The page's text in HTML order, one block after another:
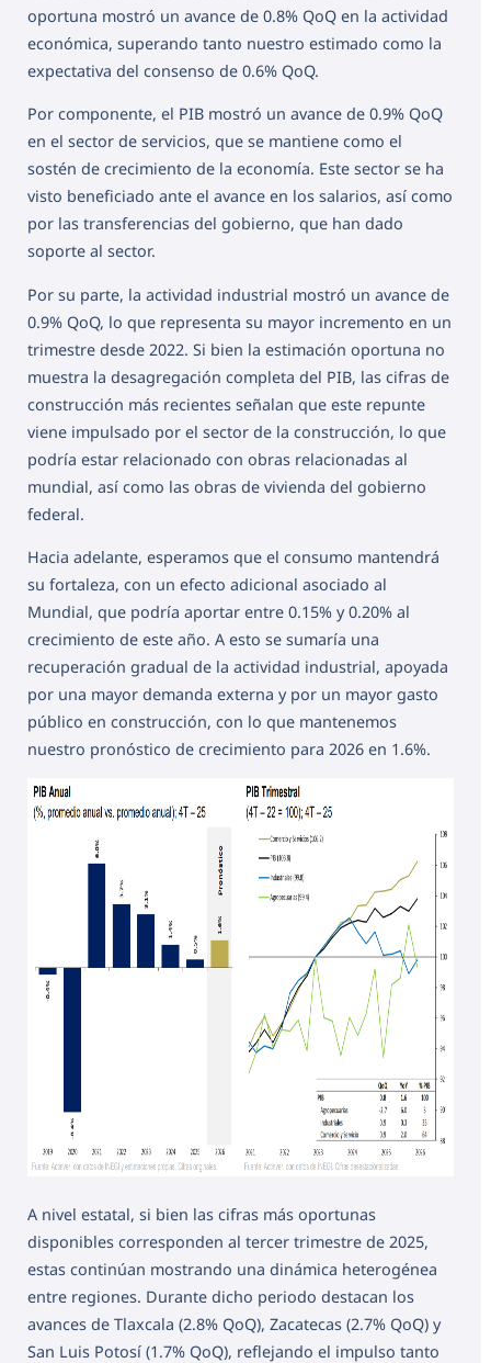
oportuna mostró un avance de 0.8% QoQ en la actividad
económica, superando tanto nuestro estimado como la
expectativa del consenso de 0.6% QoQ.
Por componente, el PIB mostró un avance de 0.9% QoQ
en el sector de servicios, que se mantiene como el
sostén de crecimiento de la economía. Este sector se ha
visto beneficiado ante el avance en los salarios, así como
por las transferencias del gobierno, que han dado
soporte al sector.
Por su parte, la actividad industrial mostró un avance de
0.9% QoQ, lo que representa su mayor incremento en un
trimestre desde 2022. Si bien la estimación oportuna no
muestra la desagregación completa del PIB, las cifras de
construcción más recientes señalan que este repunte
viene impulsado por el sector de la construcción, lo que
podría estar relacionado con obras relacionadas al
mundial, así como las obras de vivienda del gobierno
federal.
Hacia adelante, esperamos que el consumo mantendrá
su fortaleza, con un efecto adicional asociado al
Mundial, que podría aportar entre 0.15% y 0.20% al
crecimiento de este año. A esto se sumaría una
recuperación gradual de la actividad industrial, apoyada
por una mayor demanda externa y por un mayor gasto
público en construcción, con lo que mantenemos
nuestro pronóstico de crecimiento para 2026 en 1.6%.
A nivel estatal, si bien las cifras más oportunas
disponibles corresponden al tercer trimestre de 2025,
estas continúan mostrando una dinámica heterogénea
entre regiones. Durante dicho periodo destacan los
avances de Tlaxcala (2.8% QoQ), Zacatecas (2.7% QoQ) y
San Luis Potosí (1.7% QoQ), reflejando el impulso tanto